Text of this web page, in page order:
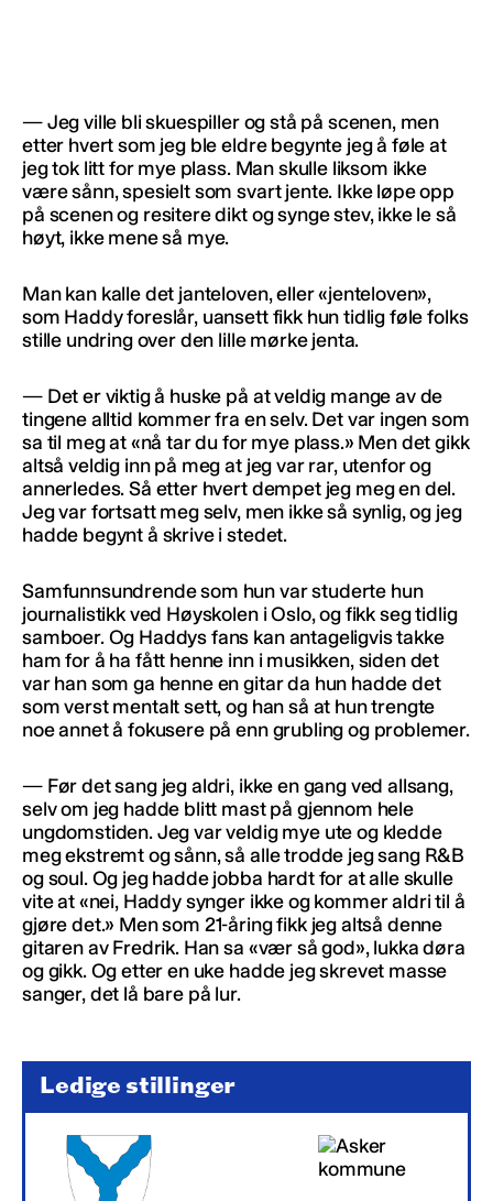
— Jeg ville bli skuespiller og stå på scenen, men
etter hvert som jeg ble eldre begynte jeg å føle at
jeg tok litt for mye plass. Man skulle liksom ikke
være sånn, spesielt som svart jente. Ikke løpe opp
på scenen og resitere dikt og synge stev, ikke le så
høyt, ikke mene så mye.
Man kan kalle det janteloven, eller «jenteloven»,
som Haddy foreslår, uansett fikk hun tidlig føle folks
stille undring over den lille mørke jenta.
— Det er viktig å huske på at veldig mange av de
tingene alltid kommer fra en selv. Det var ingen som
sa til meg at «nå tar du for mye plass.» Men det gikk
altså veldig inn på meg at jeg var rar, utenfor og
annerledes. Så etter hvert dempet jeg meg en del.
Jeg var fortsatt meg selv, men ikke så synlig, og jeg
hadde begynt å skrive i stedet.
Samfunnsundrende som hun var studerte hun
journalistikk ved Høyskolen i Oslo, og fikk seg tidlig
samboer. Og Haddys fans kan antageligvis takke
ham for å ha fått henne inn i musikken, siden det
var han som ga henne en gitar da hun hadde det
som verst mentalt sett, og han så at hun trengte
noe annet å fokusere på enn grubling og problemer.
— Før det sang jeg aldri, ikke en gang ved allsang,
selv om jeg hadde blitt mast på gjennom hele
ungdomstiden. Jeg var veldig mye ute og kledde
meg ekstremt og sånn, så alle trodde jeg sang R&B
og soul. Og jeg hadde jobba hardt for at alle skulle
vite at «nei, Haddy synger ikke og kommer aldri til å
gjøre det.» Men som 21-åring fikk jeg altså denne
gitaren av Fredrik. Han sa «vær så god», lukka døra
og gikk. Og etter en uke hadde jeg skrevet masse
sanger, det lå bare på lur.
Ledige stillinger